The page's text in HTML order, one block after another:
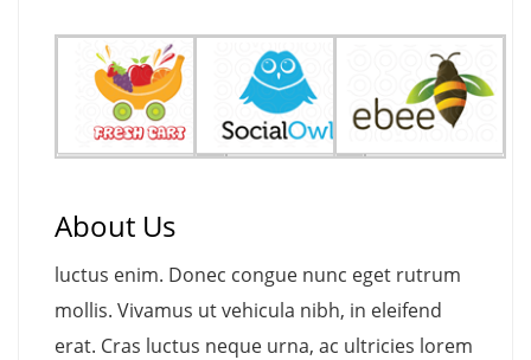
About Us
luctus enim. Donec congue nunc eget rutrum
mollis. Vivamus ut vehicula nibh, in eleifend
erat. Cras luctus neque urna, ac ultricies lorem